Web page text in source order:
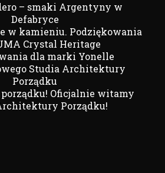
– smaki Argentyny w
Defabryce
w kamieniu. Podziękowania
Crystal Heritage
dla marki Yonelle
Studia Architektury
Porządku
Oficjalnie witamy
Porządku!